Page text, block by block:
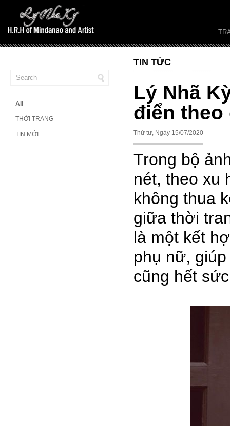
All
THỜI TRANG
TIN MỚI
TIN TỨC
Lý Nhã
điển
Thứ tư, Ngày 15/07/2020
Trong bộ
nét, theo xu
không thua
giữa thời
là một kết
phụ nữ,
cũng hết